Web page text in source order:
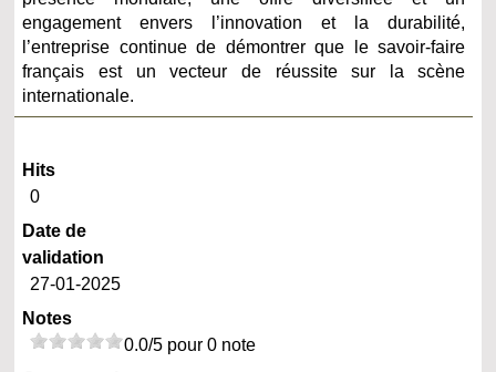
engagement envers l’innovation et la durabilité,
l’entreprise continue de démontrer que le savoir-faire
français est un vecteur de réussite sur la scène
internationale.
Hits
0
Date de
validation
27-01-2025
Notes
0.0/5 pour 0 note